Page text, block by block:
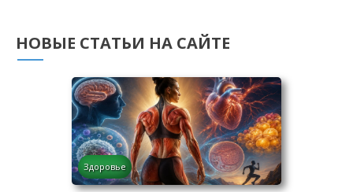
НОВЫЕ СТАТЬИ НА САЙТЕ
Здоровье